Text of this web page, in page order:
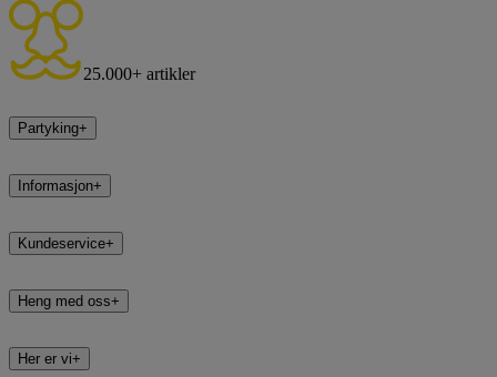
25.000+ artikler
Partyking+
Informasjon+
Kundeservice+
Heng med oss+
Her er vi+